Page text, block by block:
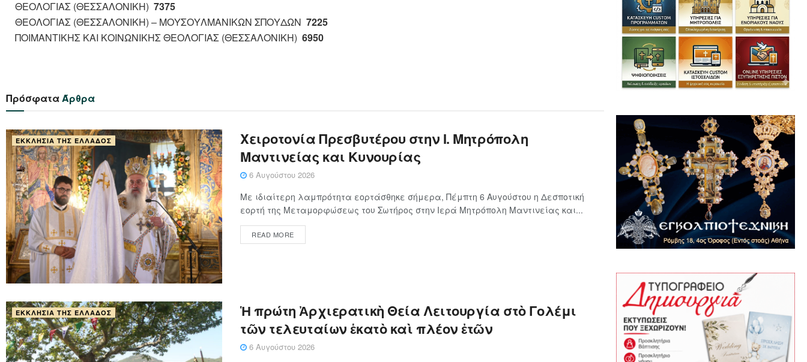
ΘΕΟΛΟΓΙΑΣ (ΘΕΣΣΑΛΟΝΙΚΗ) 7375
ΘΕΟΛΟΓΙΑΣ (ΘΕΣΣΑΛΟΝΙΚΗ) – ΜΟΥΣΟΥΛΜΑΝΙΚΩΝ ΣΠΟΥΔΩΝ 7225
ΠΟΙΜΑΝΤΙΚΗΣ ΚΑΙ ΚΟΙΝΩΝΙΚΗΣ ΘΕΟΛΟΓΙΑΣ (ΘΕΣΣΑΛΟΝΙΚΗ) 6950
ΠρόσφαταΆρθρα
ΕΚΚΛΗΣΊΑ ΤΗΣ ΕΛΛΆΔΟΣ
Xειροτονία Πρεσβυτέρου στην Ι. Μητρόπολη
Μαντινείας και Κυνουρίας
6 Αυγούστου 2026
Με ιδιαίτερη λαμπρότητα εορτάσθηκε σήμερα, Πέμπτη 6 Αυγούστου η Δεσποτική
εορτή της Μεταμορφώσεως του Σωτήρος στην Ιερά Μητρόπολη Μαντινείας και...
READ MORE
ΕΚΚΛΗΣΊΑ ΤΗΣ ΕΛΛΆΔΟΣ
Ἡ πρώτη Ἀρχιερατικὴ Θεία Λειτουργία στὸ Γολέμι
τῶν τελευταίων ἑκατὸ καὶ πλέον ἐτῶν
6 Αυγούστου 2026